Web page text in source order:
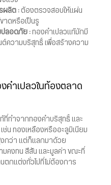
ผลิต : ต้องตรวจสอบให้แผ่น
าดหรือเป็นรู
ปลอดภัย : ทองคำเปลวแท้มักมี
ความบริสุทธิ์ เพื่อสร้างความ
คำเปลวในท้องตลาด
ที่ทำจากทองคำบริสุทธิ์ และ
ช่น ทองเหลืองหรืออะลูมิเนียม
กว่า แต่ก็แลกมาด้วย
คงทน สีสัน และมูลค่า ขณะที่
ตกแต่งทั่วไปที่ไม่ต้องการ